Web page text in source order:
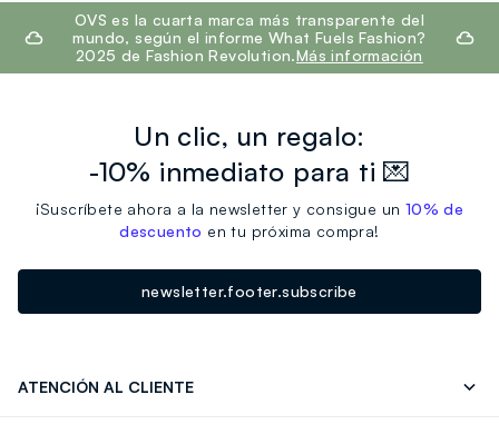
footer.ariatitleOVS es la cuarta marca más transparente del
mundo, según el informe What Fuels Fashion?
2025 de Fashion Revolution.Más información
Un clic, un regalo:
-10% inmediato para ti 💌
¡Suscríbete ahora a la newsletter y consigue un 10% de
descuento en tu próxima compra!
newsletter.footer.subscribe
ATENCIÓN AL CLIENTE